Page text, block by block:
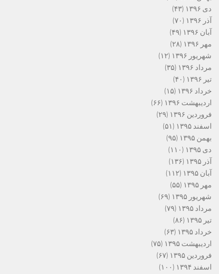
دی ۱۳۹۶
(۴۳)
آذر ۱۳۹۶
(۷۰)
آبان ۱۳۹۶
(۴۹)
مهر ۱۳۹۶
(۲۸)
شهریور ۱۳۹۶
(۱۲)
مرداد ۱۳۹۶
(۳۵)
تیر ۱۳۹۶
(۴۰)
خرداد ۱۳۹۶
(۱۵)
اردیبهشت ۱۳۹۶
(۶۶)
فروردین ۱۳۹۶
(۲۹)
اسفند ۱۳۹۵
(۵۱)
بهمن ۱۳۹۵
(۹۵)
دی ۱۳۹۵
(۱۱۰)
آذر ۱۳۹۵
(۱۳۶)
آبان ۱۳۹۵
(۱۱۲)
مهر ۱۳۹۵
(۵۵)
شهریور ۱۳۹۵
(۶۹)
مرداد ۱۳۹۵
(۷۹)
تیر ۱۳۹۵
(۸۶)
خرداد ۱۳۹۵
(۶۳)
اردیبهشت ۱۳۹۵
(۷۵)
فروردین ۱۳۹۵
(۶۷)
اسفند ۱۳۹۴
(۱۰۰)